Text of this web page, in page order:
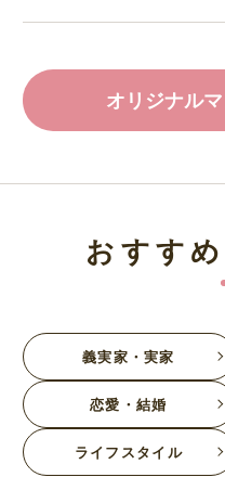
オリジナル
おすす
義実家・実家
恋愛・結婚
ライフスタイル